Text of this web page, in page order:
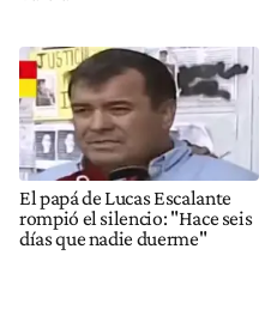
El papá de Lucas Escalante
rompió el silencio: "Hace seis
días que nadie duerme"